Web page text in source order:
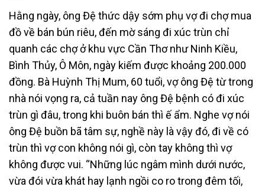
Hằng ngày, ông Đệ thức dậy sớm phụ vợ đi chợ mua
đồ về bán bún riêu, đến mờ sáng đi xúc trùn chỉ
quanh các chợ ở khu vực Cần Thơ như Ninh Kiều,
Bình Thủy, Ô Môn, ngày kiếm được khoảng 200.000
đồng. Bà Huỳnh Thị Mum, 60 tuổi, vợ ông Đệ từ trong
nhà nói vọng ra, cả tuần nay ông Đệ bệnh có đi xúc
trùn gì đâu, trong khi buôn bán thì ế ẩm. Nghe vợ nói
ông Đệ buồn bã tâm sự, nghề này là vậy đó, đi về có
trùn thì vợ con không nói gì, còn tay không thì vợ
không được vui. “Những lúc ngâm mình dưới nước,
vừa đói vừa khát hay lạnh ngồi co ro trong đêm tối,